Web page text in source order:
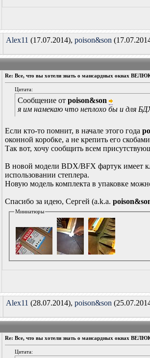
Alex11 (17.07.2014),poison&son
Re: Все, что вы хотели знать о мансардных окнах
Цитата:
Сообщение отpoison&son
я им намекаю что неплохо бы и для
Если кто-то помнит, в начале этого года
оконной коробке, а не крепить его
Так вот, хочу сообщить всем
В новой модели BDX/BFX фартук имеет
использовании степлера.
Новую модель комплекта в упаковке
Спасибо за идею, Сергей (a.k.a.
Миниатюры
Alex11 (28.07.2014),poison&son
Re: Все, что вы хотели знать о мансардных окнах
Цитата: